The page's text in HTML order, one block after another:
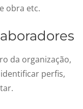
obra etc.
da organização,
perfis,